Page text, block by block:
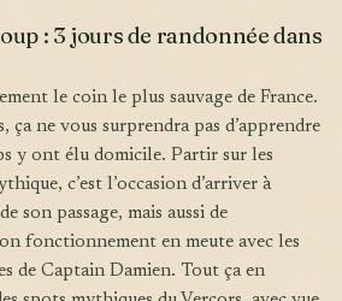
: 3 jours de randonnée dans
ça ne vous surprendra pas d’apprendre
y ont élu domicile. Partir sur les
c’est l’occasion d’arriver à
son passage, mais aussi de
fonctionnement en meute avec les
de Captain Damien. Tout ça en